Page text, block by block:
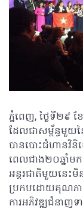
ភ្នំពេញ, ថ្ងៃទី២៩
ដែលជាសម្ព័ន្ធមួ
បានបោះជំហានវិនិ
ពេលជាង២០ឆ្នាំ
អន្តរជាតិមួយនេះមិ
ប្រកបដោយគុណភាព
ការអភិវឌ្ឍជំនាញ